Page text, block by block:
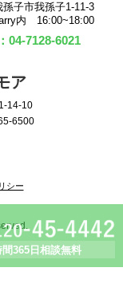
孫子市我孫子1-11-3
内 16:00~18:00
04-7128-6021
ア
14-10
6500
シー
365日相談無料